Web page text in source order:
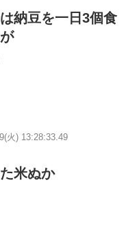
納豆を一日3個食
火) 13:28:33.49
米ぬか